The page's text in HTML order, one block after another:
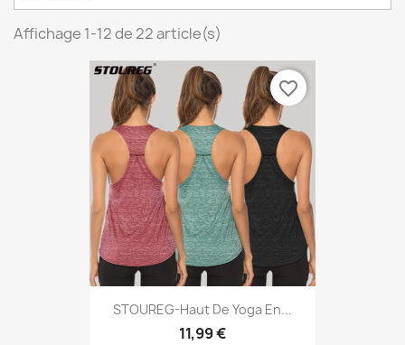
Affichage 1-12 de 22 article(s)
STOUREG-Haut De Yoga En...
11,99 €
favorite_border